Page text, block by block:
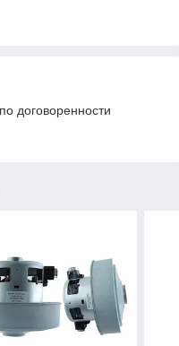
договоренности